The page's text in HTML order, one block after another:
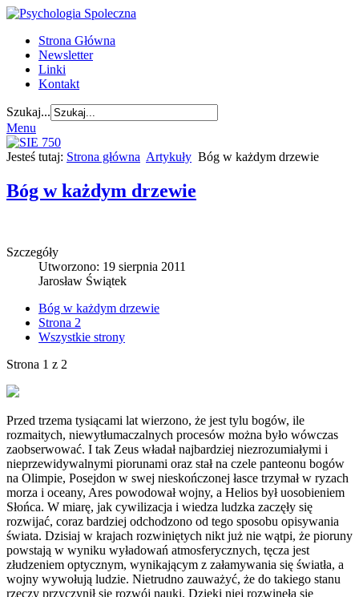
Strona Główna
Newsletter
Linki
Kontakt
Szukaj...
Menu
Jesteś tutaj: Strona główna Artykuły Bóg w każdym drzewie
Bóg w każdym drzewie
Szczegóły
Utworzono: 19 sierpnia 2011
Jarosław Świątek
Bóg w każdym drzewie
Strona 2
Wszystkie strony
Strona 1 z 2
Przed trzema tysiącami lat wierzono, że jest tylu bogów, ile
rozmaitych, niewytłumaczalnych procesów można było wówczas
zaobserwować. I tak Zeus władał najbardziej niezrozumiałymi i
nieprzewidywalnymi piorunami oraz stał na czele panteonu bogów
na Olimpie, Posejdon w swej nieskończonej łasce trzymał w ryzach
morza i oceany, Ares powodował wojny, a Helios był uosobieniem
Słońca. W miarę, jak cywilizacja i wiedza ludzka zaczęły się
rozwijać, coraz bardziej odchodzono od tego sposobu opisywania
świata. Dzisiaj w krajach rozwiniętych nikt już nie wątpi, że pioruny
powstają w wyniku wyładowań atmosferycznych, tęcza jest
złudzeniem optycznym, wynikającym z załamywania się światła, a
wojny wywołują ludzie. Nietrudno zauważyć, że do takiego stanu
rzeczy przyczynił się rozwój nauki. Dzięki niej rozwinęła się